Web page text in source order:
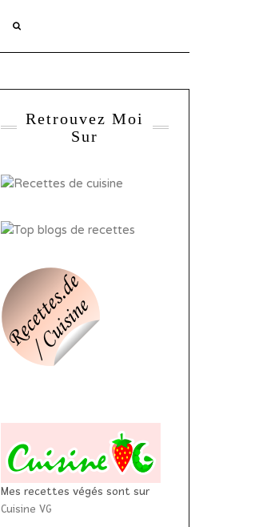
Retrouvez Moi
Sur
Mes recettes végés sont sur
Cuisine VG